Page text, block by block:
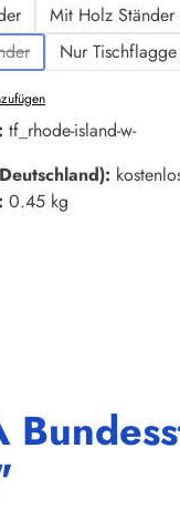
Mit Holz Ständer
ist zurzeit nicht
Nur Tischflagge
tf_rhode-island-w-
0.45 kg